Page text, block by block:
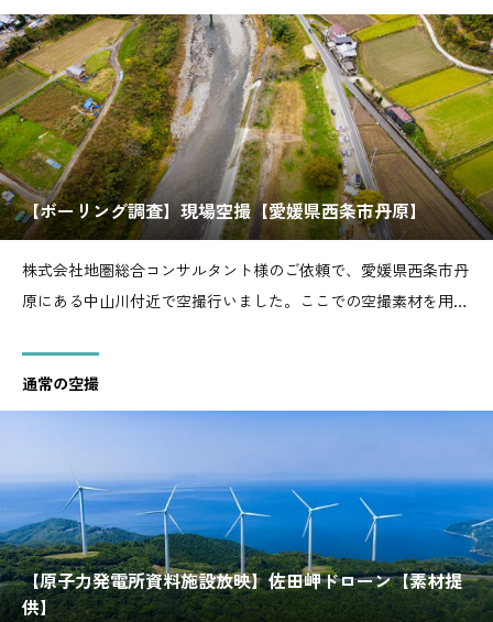
【ボーリング調査】現場空撮【愛媛県西条市丹原】
株式会社地圏総合コンサルタント様のご依頼で、愛媛県西条市丹
原にある中山川付近で空撮行いました。ここでの空撮素材を用い
た。空撮素材の性質上、公開できるものは限られますが、一部写
真を掲載しております。使用
通常の空撮
【原子力発電所資料施設放映】佐田岬ドローン【素材提
供】